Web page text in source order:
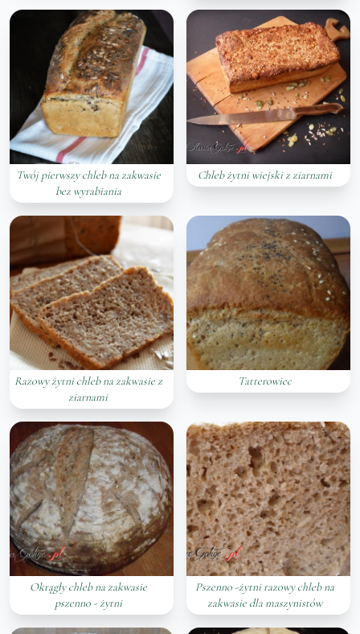
Twój pierwszy chleb na zakwasie
bez wyrabiania
Chleb żytni wiejski z ziarnami
Razowy żytni chleb na zakwasie z
ziarnami
Tatterowiec
Okrągły chleb na zakwasie
pszenno - żytni
Pszenno -żytni razowy chleb na
zakwasie dla maszynistów